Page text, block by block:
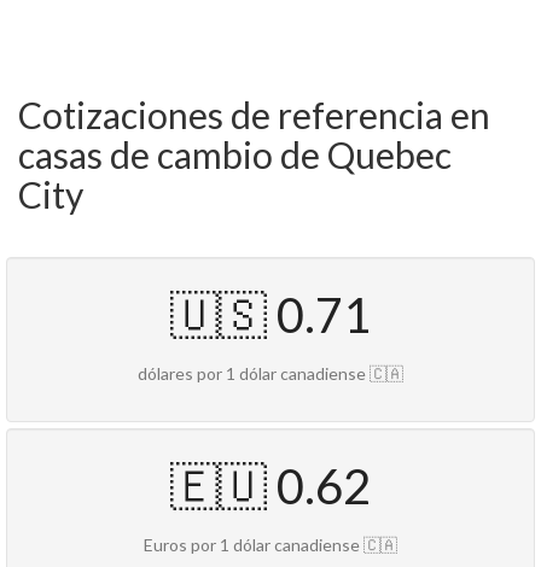
Cotizaciones de referencia en
casas de cambio de Quebec
City
🇺🇸 0.71
dólares por 1 dólar canadiense 🇨🇦
🇪🇺 0.62
Euros por 1 dólar canadiense 🇨🇦